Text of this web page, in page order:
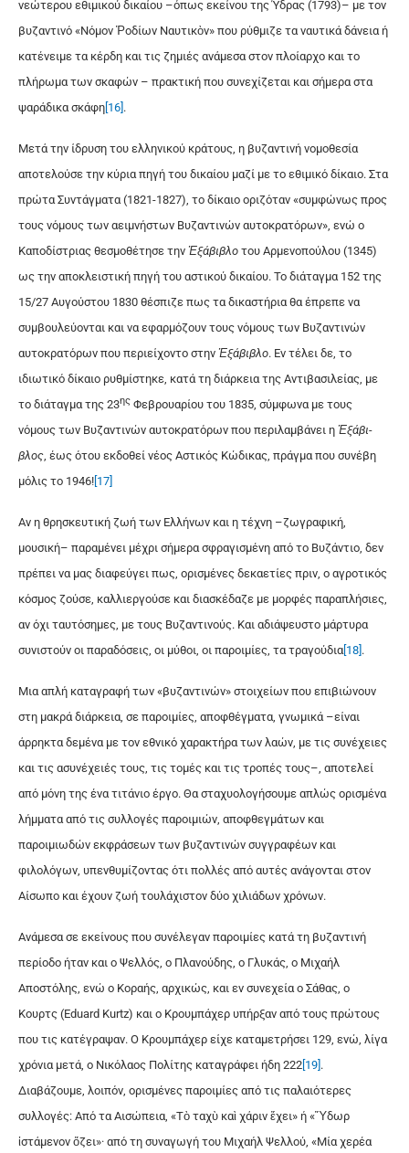
νεώτερου εθιμικού δικαίου –όπως εκείνου της Ύδρας (1793)– με τον
βυζαντινό «Νόμον Ῥοδίων Ναυτικὸν» που ρύθμιζε τα ναυτικά δάνεια ή
κατένειμε τα κέρδη και τις ζημιές ανάμεσα στον πλοίαρχο και το
πλήρωμα των σκαφών – πρακτική που συνεχίζεται και σήμερα στα
ψαράδικα σκάφη[16].
Μετά την ίδρυση του ελληνικού κράτους, η βυζαντινή νομοθεσία
αποτελούσε την κύρια πηγή του δικαίου μαζί με το εθιμικό δίκαιο. Στα
πρώτα Συντάγματα (1821-1827), το δίκαιο οριζόταν «συμφώνως προς
τους νόμους των αειμνήστων Βυζαντινών αυτοκρατόρων», ενώ ο
Καποδίστριας θεσμοθέτησε την Ἑ­ξά­βι­βλο του Αρμενοπούλου (1345)
ως την αποκλειστική πηγή του αστικού δικαίου. Το διάταγμα 152 της
15/27 Αυγούστου 1830 θέσπιζε πως τα δικαστήρια θα έπρεπε να
συμβουλεύονται και να εφαρμόζουν τους νόμους των Βυζαντινών
αυτοκρατόρων που περιείχοντο στην Ἑ­ξά­βι­βλο. Εν τέλει δε, το
ιδιωτικό δίκαιο ρυθμίστηκε, κατά τη διάρκεια της Αντιβασιλείας, με
το διάταγμα της 23ης Φεβρουαρίου του 1835, σύμφωνα με τους
νόμους των Βυζαντινών αυτοκρατόρων που περιλαμβάνει η Ἑ­ξά­βι­
βλος , έως ότου εκδοθεί νέος Αστικός Κώδικας, πράγμα που συνέβη
μόλις το 1946![17]
Αν η θρησκευτική ζωή των Ελλήνων και η τέχνη –ζωγραφική,
μουσική– παραμένει μέχρι σήμερα σφραγισμένη από το Βυζάντιο, δεν
πρέπει να μας διαφεύγει πως, ορισμένες δεκαετίες πριν, ο αγροτικός
κόσμος ζούσε, καλλιεργούσε και διασκέδαζε με μορφές παραπλήσιες,
αν όχι ταυτόσημες, με τους Βυζαντινούς. Και αδιάψευστο μάρτυρα
συνιστούν οι παραδόσεις, οι μύθοι, οι παροιμίες, τα τραγούδια[18].
Μια απλή καταγραφή των «βυζαντινών» στοιχείων που επιβιώνουν
στη μακρά διάρκεια, σε παροιμίες, αποφθέγματα, γνωμικά –είναι
άρρηκτα δεμένα με τον εθνικό χαρακτήρα των λαών, με τις συνέχειες
και τις ασυνέχειές τους, τις τομές και τις τροπές τους–, αποτελεί
από μόνη της ένα τιτάνιο έργο. Θα σταχυολογήσουμε απλώς ορισμένα
λήμματα από τις συλλογές παροιμιών, αποφθεγμάτων και
παροιμιωδών εκφράσεων των βυζαντινών συγγραφέων και
φιλολόγων, υπενθυμίζοντας ότι πολλές από αυτές ανάγονται στον
Αίσωπο και έχουν ζωή τουλάχιστον δύο χιλιάδων χρόνων.
Ανάμεσα σε εκείνους που συνέλεγαν παροιμίες κατά τη βυζαντινή
περίοδο ήταν και ο Ψελλός, ο Πλανούδης, ο Γλυκάς, ο Μιχαήλ
Αποστόλης, ενώ ο Κοραής, αρχικώς, και εν συνεχεία ο Σάθας, ο
Κουρτς (Eduard Kurtz) και ο Κρουμπάχερ υπήρξαν από τους πρώτους
που τις κατέγραψαν. Ο Κρουμπάχερ είχε καταμετρήσει 129, ενώ, λίγα
χρόνια μετά, ο Νικόλαος Πολίτης καταγράφει ήδη 222[19].
Διαβάζουμε, λοιπόν, ορισμένες παροιμίες από τις παλαιότερες
συλλογές: Από τα Αισώπεια, «Τὸ ταχὺ καὶ χάριν ἔχει» ή «Ὕδωρ
ἱστάμενον ὄζει»· από τη συναγωγή του Μιχαήλ Ψελλού, «Μία χερέα